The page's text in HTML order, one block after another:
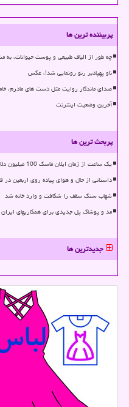
پربیننده ترین ها
چه طور از الیاف طبیعی و پوست حیوانات،
ناو پهپادبر رنو رونمایی شد!، عکس
صدای ماندگار روایت مثل دست های مادرم،
آخرین وضعیت اینترنت
پربحث ترین ها
یک ساعت از زمان ایلان ماسک 100 میلیون دلار می ارزد؟
داستانی از حال و هوای پیاده روی اربعین در
شهاب سنگ سقف را شکافت و وارد خانه شد
مد و پوشاک پل جدیدی برای همکاریهای
جدیدترین ها